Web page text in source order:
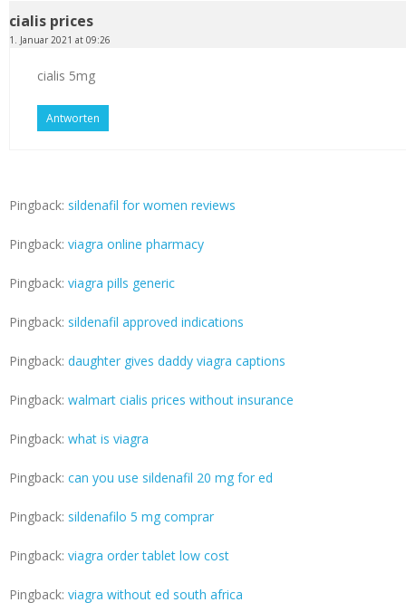
cialis prices
1. Januar 2021 at 09:26
cialis 5mg
Antworten
Pingback: sildenafil for women reviews
Pingback: viagra online pharmacy
Pingback: viagra pills generic
Pingback: sildenafil approved indications
Pingback: daughter gives daddy viagra captions
Pingback: walmart cialis prices without insurance
Pingback: what is viagra
Pingback: can you use sildenafil 20 mg for ed
Pingback: sildenafilo 5 mg comprar
Pingback: viagra order tablet low cost
Pingback: viagra without ed south africa